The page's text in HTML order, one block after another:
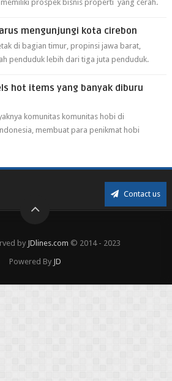
memiliki prospek bisnis properti yang cerah.
mengunjungi kota cirebon
di bagian timur, propinsi jawa barat,
penduduk lebih dari tiga juta penduduk.
hot items yang banyak diburu
komunitas komunitas hobi di
membuat para penikmat hobi
Contact us
by JDlines.com © 2014 - 2023
Powered By JD